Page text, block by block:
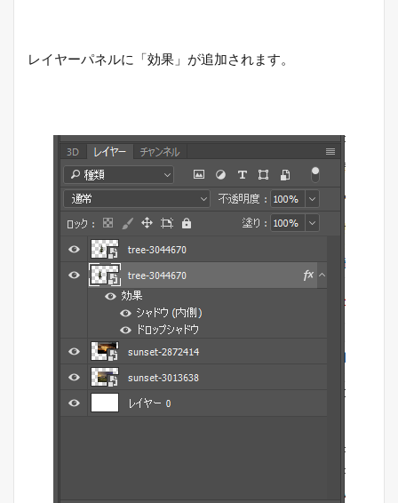
レイヤーパネルに「効果」が追加されます。